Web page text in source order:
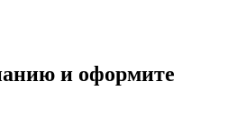
и оформите